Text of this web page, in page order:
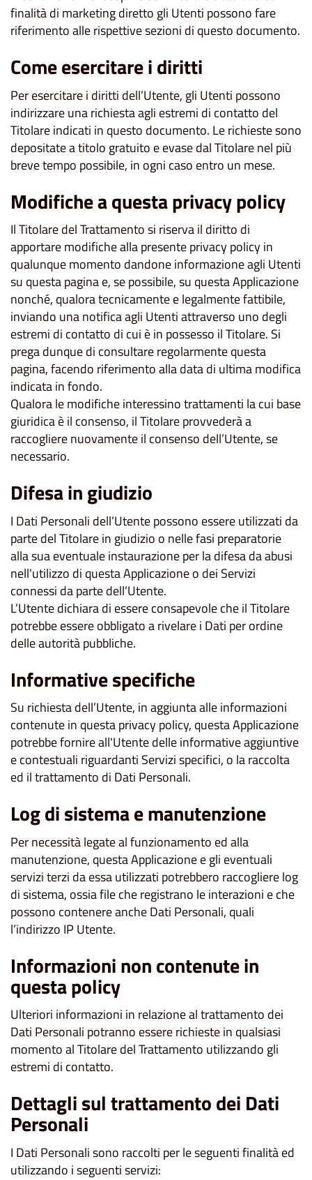
finalità di marketing diretto gli Utenti possono fare
riferimento alle rispettive sezioni di questo documento.
Come esercitare i diritti
Per esercitare i diritti dell’Utente, gli Utenti possono
indirizzare una richiesta agli estremi di contatto del
Titolare indicati in questo documento. Le richieste sono
depositate a titolo gratuito e evase dal Titolare nel più
breve tempo possibile, in ogni caso entro un mese.
Modifiche a questa privacy policy
Il Titolare del Trattamento si riserva il diritto di
apportare modifiche alla presente privacy policy in
qualunque momento dandone informazione agli Utenti
su questa pagina e, se possibile, su questa Applicazione
nonché, qualora tecnicamente e legalmente fattibile,
inviando una notifica agli Utenti attraverso uno degli
estremi di contatto di cui è in possesso il Titolare. Si
prega dunque di consultare regolarmente questa
pagina, facendo riferimento alla data di ultima modifica
indicata in fondo.
Qualora le modifiche interessino trattamenti la cui base
giuridica è il consenso, il Titolare provvederà a
raccogliere nuovamente il consenso dell’Utente, se
necessario.
Difesa in giudizio
I Dati Personali dell’Utente possono essere utilizzati da
parte del Titolare in giudizio o nelle fasi preparatorie
alla sua eventuale instaurazione per la difesa da abusi
nell'utilizzo di questa Applicazione o dei Servizi
connessi da parte dell’Utente.
L’Utente dichiara di essere consapevole che il Titolare
potrebbe essere obbligato a rivelare i Dati per ordine
delle autorità pubbliche.
Informative specifiche
Su richiesta dell’Utente, in aggiunta alle informazioni
contenute in questa privacy policy, questa Applicazione
potrebbe fornire all'Utente delle informative aggiuntive
e contestuali riguardanti Servizi specifici, o la raccolta
ed il trattamento di Dati Personali.
Log di sistema e manutenzione
Per necessità legate al funzionamento ed alla
manutenzione, questa Applicazione e gli eventuali
servizi terzi da essa utilizzati potrebbero raccogliere log
di sistema, ossia file che registrano le interazioni e che
possono contenere anche Dati Personali, quali
l’indirizzo IP Utente.
Informazioni non contenute in
questa policy
Ulteriori informazioni in relazione al trattamento dei
Dati Personali potranno essere richieste in qualsiasi
momento al Titolare del Trattamento utilizzando gli
estremi di contatto.
Dettagli sul trattamento dei Dati
Personali
I Dati Personali sono raccolti per le seguenti finalità ed
utilizzando i seguenti servizi: